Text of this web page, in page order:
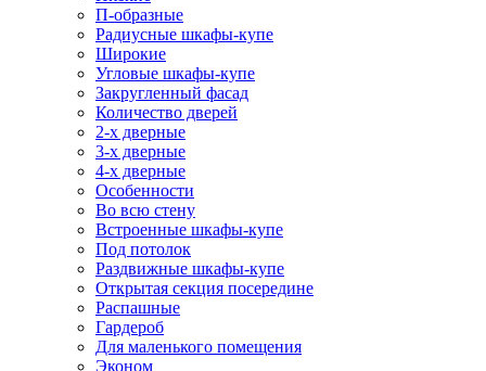
П-образные
Радиусные шкафы-купе
Широкие
Угловые шкафы-купе
Закругленный фасад
Количество дверей
2-х дверные
3-х дверные
4-х дверные
Особенности
Во всю стену
Встроенные шкафы-купе
Под потолок
Раздвижные шкафы-купе
Открытая секция посередине
Распашные
Гардероб
Для маленького помещения
Эконом